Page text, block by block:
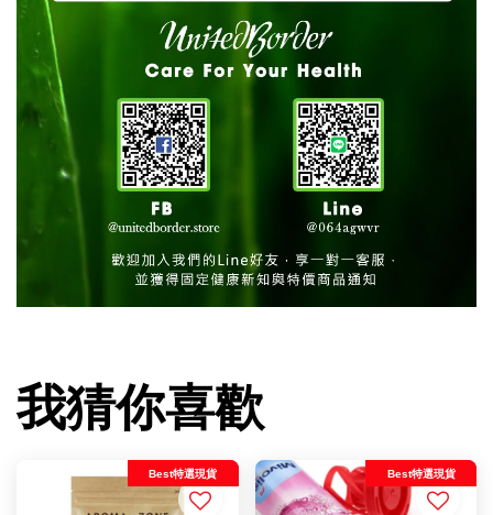
我猜你喜歡
Best特選現貨 Best特選現貨